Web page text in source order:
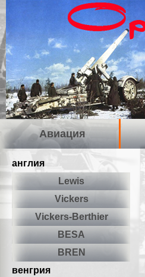
Авиация
англия
Lewis
Vickers
Vickers-Berthier
BESA
BREN
венгрия